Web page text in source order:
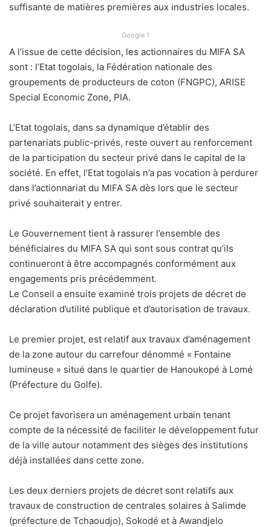
suffisante de matières premières aux industries locales.
Google 1
A l’issue de cette décision, les actionnaires du MIFA SA
sont : l’Etat togolais, la Fédération nationale des
groupements de producteurs de coton (FNGPC), ARISE
Special Economic Zone, PIA.
L’Etat togolais, dans sa dynamique d’établir des
partenariats public-privés, reste ouvert au renforcement
de la participation du secteur privé dans le capital de la
société. En effet, l’Etat togolais n’a pas vocation à perdurer
dans l’actionnariat du MIFA SA dès lors que le secteur
privé souhaiterait y entrer.
Le Gouvernement tient à rassurer l’ensemble des
bénéficiaires du MIFA SA qui sont sous contrat qu’ils
continueront à être accompagnés conformément aux
engagements pris précédemment.
Le Conseil a ensuite examiné trois projets de décret de
déclaration d’utilité publique et d’autorisation de travaux.
Le premier projet, est relatif aux travaux d’aménagement
de la zone autour du carrefour dénommé « Fontaine
lumineuse » situé dans le quartier de Hanoukopé à Lomé
(Préfecture du Golfe).
Ce projet favorisera un aménagement urbain tenant
compte de la nécessité de faciliter le développement futur
de la ville autour notamment des sièges des institutions
déjà installées dans cette zone.
Les deux derniers projets de décret sont relatifs aux
travaux de construction de centrales solaires à Salimde
(préfecture de Tchaoudjo), Sokodé et à Awandjelo